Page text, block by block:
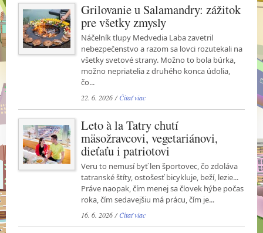
Grilovanie u Salamandry: zážitok
pre všetky zmysly
Náčelník tlupy Medvedia Laba zavetril
nebezpečenstvo a razom sa lovci rozutekali na
všetky svetové strany. Možno to bola búrka,
možno nepriatelia z druhého konca údolia,
čo...
22. 6. 2026 /Čítať viac
Leto à la Tatry chutí
mäsožravcovi, vegetariánovi,
dieťaťu i patriotovi
Veru to nemusí byť len športovec, čo zdoláva
tatranské štíty, ostošesť bicykluje, beží, lezie...
Práve naopak, čím menej sa človek hýbe počas
roka, čím sedavejšiu má prácu, čím je...
16. 6. 2026 /Čítať viac